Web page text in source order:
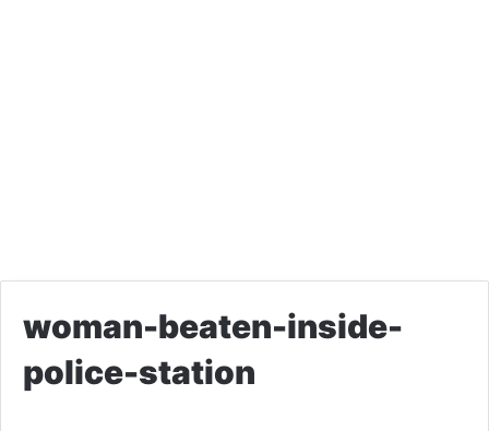
woman-beaten-inside-
police-station